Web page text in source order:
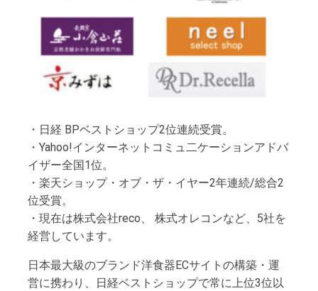
・日経 BPベストショップ2位連続受賞。
・Yahoo!インターネットコミュ二ケーションアドバ
イザー全国1位。
・楽天ショップ・オブ・ザ・イヤー2年連続/総合2
位受賞。
・現在は株式会社reco、 株式オレコンなど、5社を
経営しています。
日本最大級のブランド洋食器ECサイトの構築・運
営に携わり、日経ベストショップで常に上位3位以